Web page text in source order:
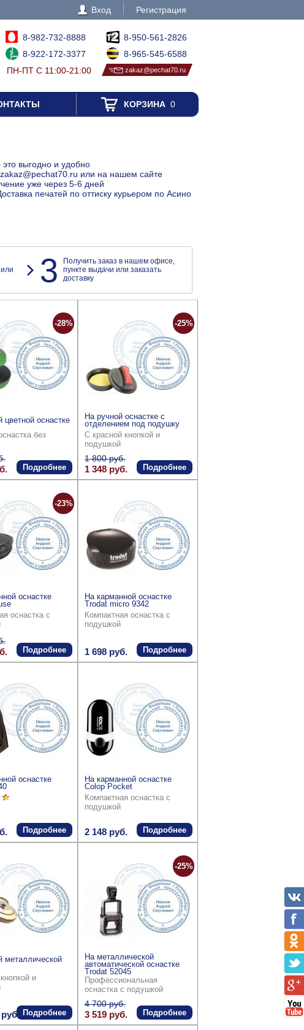
Вход Регистрация
8-982-732-8888
8-922-172-3377
ПН-ПТ С 11:00-21:00
8-950-561-2826
8-965-545-6588
zakaz@pechat70.ru
КОРЗИНА0
выгодно и удобно
или на нашем сайте
уже через 5-6 дней
печатей по оттиску курьером по Асино
3
Получить заказ в нашем офисе,
пункте выдачи или заказать
доставку
цветной оснастке
без
-28%
Подробнее
На ручной оснастке с
отделением под подушку
С красной кнопкой и
подушкой
1 800 руб.
1 348 руб.
-25%
Подробнее
оснастке
оснастка с
-23%
Подробнее
На карманной оснастке
Trodat micro 9342
Компактная оснастка с
подушкой
1 698 руб. Подробнее
оснастке
Подробнее
На карманной оснастке
Colop Pocket
Компактная оснастка с
подушкой
2 148 руб. Подробнее
металлической
и
Подробнее
На металлической
автоматической оснастке
Trodat 52045
Профессиональная
оснастка с подушкой
4 700 руб.
3 519 руб.
-25%
Подробнее